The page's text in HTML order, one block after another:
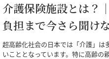
介護保険施設とは？
負担まで今さら聞け
超高齢化社会の日本では「介護」は
いこととなっています。特に高齢